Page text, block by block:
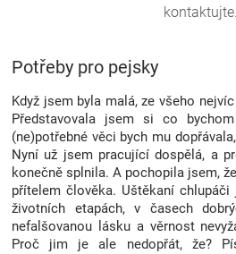
oblečení
Novinky
Značky
Blog
Potřeby pro pejsky
Když jsem byla malá, ze všeho
Představovala jsem si co
(ne)potřebné věci bych mu
Nyní už jsem pracující dospělá, a
konečně splnila. A pochopila jsem,
přítelem člověka. Uštěkaní
životních etapách, v časech
nefalšovanou lásku a věrnost
Proč jim je ale nedopřát, že?